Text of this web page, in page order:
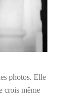
photos. Elle
crois même